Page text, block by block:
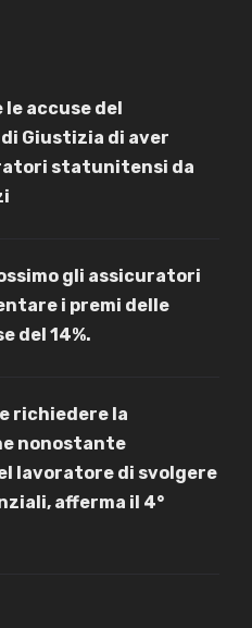
le accuse del
Giustizia di aver
statunitensi da
gli assicuratori
i premi delle
del 14%.
richiedere la
nonostante
lavoratore di svolgere
afferma il 4°